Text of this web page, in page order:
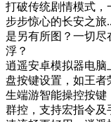
打破传统剧情模式，
步步惊心的长安之旅
是另有所图？一切尽
浮？
逍遥安卓模拟器电脑
盘按键设置，如王
生端游智能操控按键
群控，支持宏指令及